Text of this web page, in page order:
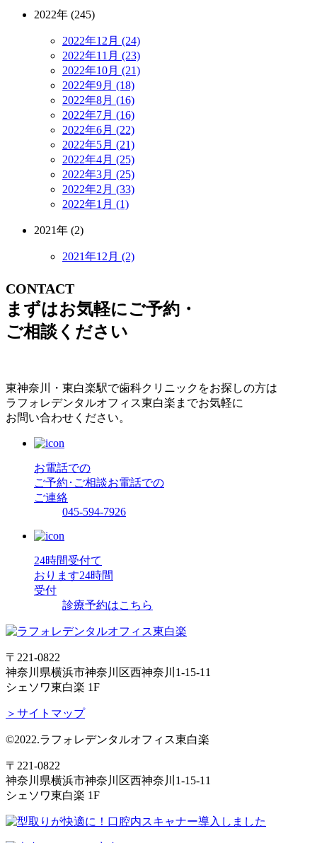
2022年 (245)
2022年12月 (24)
2022年11月 (23)
2022年10月 (21)
2022年9月 (18)
2022年8月 (16)
2022年7月 (16)
2022年6月 (22)
2022年5月 (21)
2022年4月 (25)
2022年3月 (25)
2022年2月 (33)
2022年1月 (1)
2021年 (2)
2021年12月 (2)
CONTACT
まずはお気軽にご予約・
ご相談ください
東神奈川・東白楽駅で歯科クリニックをお探しの方は
ラフォレデンタルオフィス東白楽までお気軽に
お問い合わせください。
お電話での
ご予約･ご相談お電話での
ご連絡
045-594-7926
24時間受付て
おります24時間
受付
診療予約はこちら
〒221-0822
神奈川県横浜市神奈川区西神奈川1-15-11
シェソワ東白楽 1F
＞サイトマップ
©2022.ラフォレデンタルオフィス東白楽
〒221-0822
神奈川県横浜市神奈川区西神奈川1-15-11
シェソワ東白楽 1F